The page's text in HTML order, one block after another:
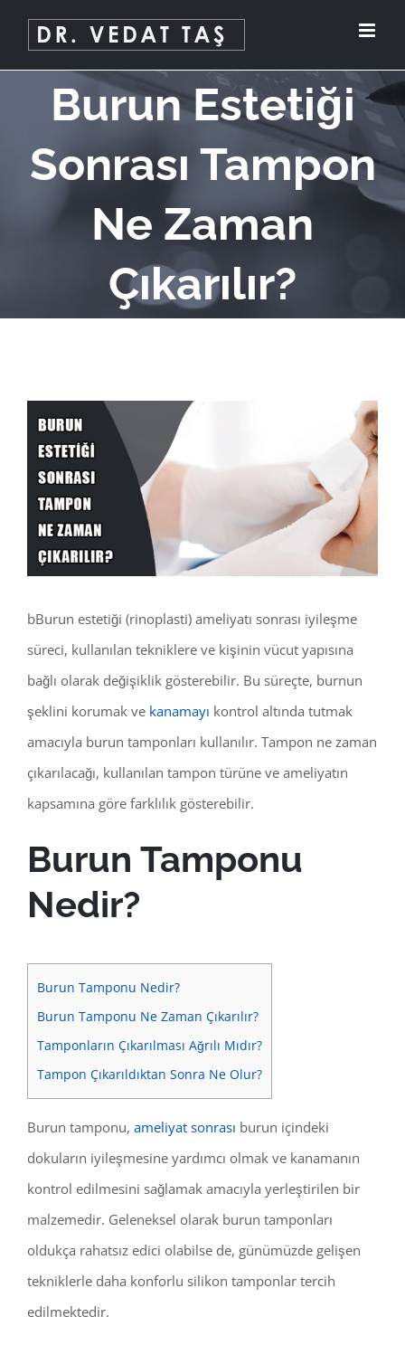
content
Burun Estetiği
Sonrası Tampon
Ne Zaman
Çıkarılır?
View
Larger
Image
bBurun estetiği (rinoplasti) ameliyatı sonrası iyileşme
süreci, kullanılan tekniklere ve kişinin vücut yapısına
bağlı olarak değişiklik gösterebilir. Bu süreçte, burnun
şeklini korumak ve kanamayı kontrol altında tutmak
amacıyla burun tamponları kullanılır. Tampon ne zaman
çıkarılacağı, kullanılan tampon türüne ve ameliyatın
kapsamına göre farklılık gösterebilir.
Burun Tamponu
Nedir?
Burun Tamponu Nedir?
Burun Tamponu Ne Zaman Çıkarılır?
Tamponların Çıkarılması Ağrılı Mıdır?
Tampon Çıkarıldıktan Sonra Ne Olur?
Burun tamponu, ameliyat sonrası burun içindeki
dokuların iyileşmesine yardımcı olmak ve kanamanın
kontrol edilmesini sağlamak amacıyla yerleştirilen bir
malzemedir. Geleneksel olarak burun tamponları
oldukça rahatsız edici olabilse de, günümüzde gelişen
tekniklerle daha konforlu silikon tamponlar tercih
edilmektedir.